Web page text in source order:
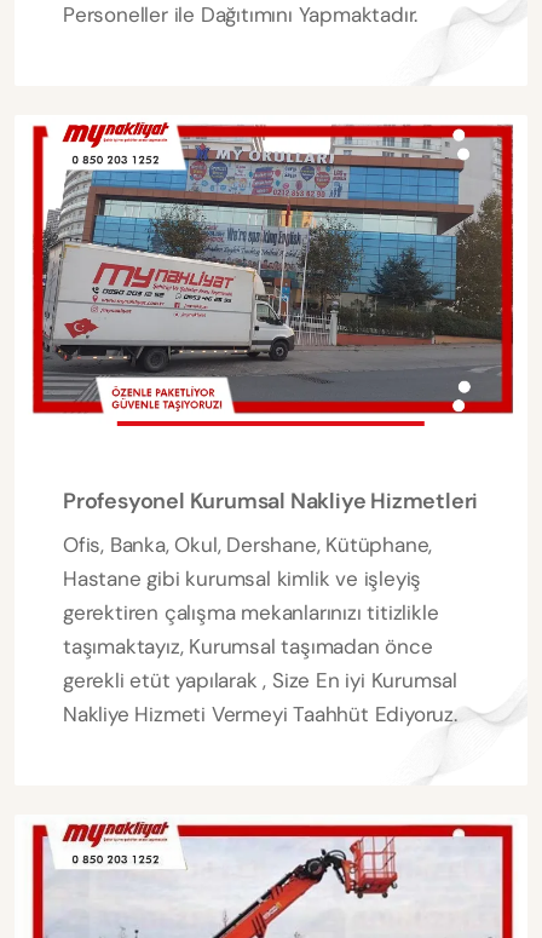
Personeller ile Dağıtımını Yapmaktadır.
Profesyonel Kurumsal Nakliye Hizmetleri
Ofis, Banka, Okul, Dershane, Kütüphane,
Hastane gibi kurumsal kimlik ve işleyiş
gerektiren çalışma mekanlarınızı titizlikle
taşımaktayız, Kurumsal taşımadan önce
gerekli etüt yapılarak , Size En iyi Kurumsal
Nakliye Hizmeti Vermeyi Taahhüt Ediyoruz.